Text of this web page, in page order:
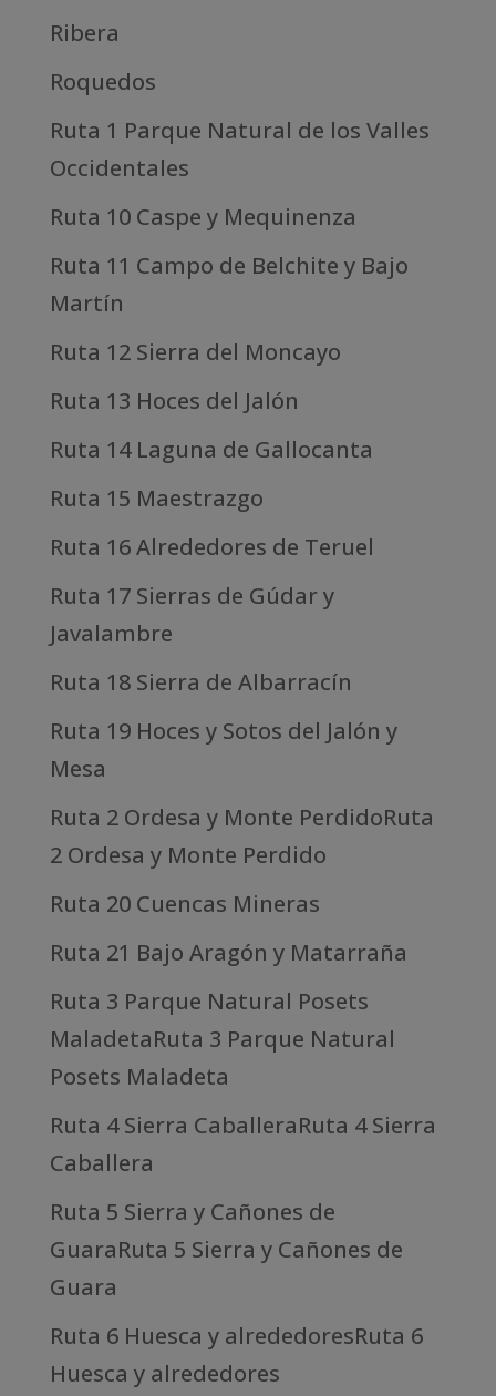
Ribera
Roquedos
Ruta 1 Parque Natural de los Valles
Occidentales
Ruta 10 Caspe y Mequinenza
Ruta 11 Campo de Belchite y Bajo
Martín
Ruta 12 Sierra del Moncayo
Ruta 13 Hoces del Jalón
Ruta 14 Laguna de Gallocanta
Ruta 15 Maestrazgo
Ruta 16 Alrededores de Teruel
Ruta 17 Sierras de Gúdar y
Javalambre
Ruta 18 Sierra de Albarracín
Ruta 19 Hoces y Sotos del Jalón y
Mesa
Ruta 2 Ordesa y Monte PerdidoRuta
2 Ordesa y Monte Perdido
Ruta 20 Cuencas Mineras
Ruta 21 Bajo Aragón y Matarraña
Ruta 3 Parque Natural Posets
MaladetaRuta 3 Parque Natural
Posets Maladeta
Ruta 4 Sierra CaballeraRuta 4 Sierra
Caballera
Ruta 5 Sierra y Cañones de
GuaraRuta 5 Sierra y Cañones de
Guara
Ruta 6 Huesca y alrededoresRuta 6
Huesca y alrededores